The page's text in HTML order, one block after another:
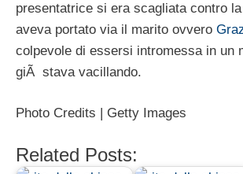
presentatrice si era scagliata contro
aveva portato via il marito ovvero
colpevole di essersi intromessa in un
giÃ stava vacillando.
Photo Credits | Getty Images
Related Posts: